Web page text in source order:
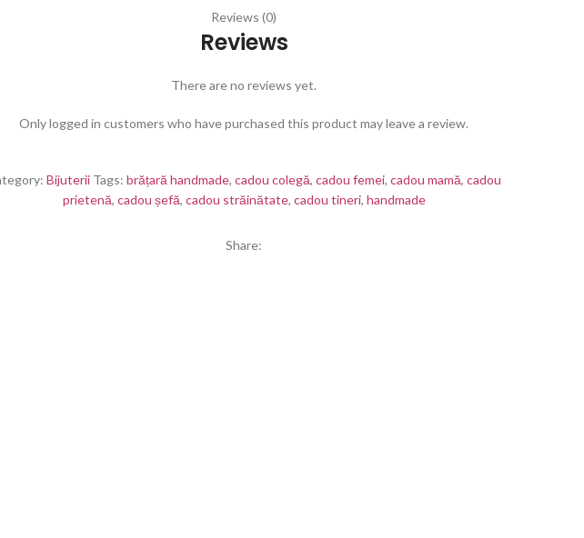
Reviews (0)
Reviews
There are no reviews yet.
Only logged in customers who have purchased this product may leave a review.
Bijuterii Tags: brățară handmade, cadou colegă, cadou femei, cadou mamă, cadou
prietenă, cadou șefă, cadou străinătate, cadou tineri, handmade
Share: